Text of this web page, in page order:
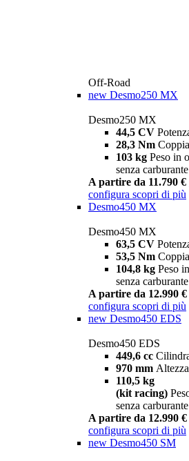
Off-Road
new Desmo250 MX
Desmo250 MX
44,5 CV
28,3 Nm Coppia
103 kg Peso in
senza carburante
A partire da 11.790 €
configura scopri di più
Desmo450 MX
Desmo450 MX
63,5 CV
53,5 Nm Coppia
104,8 kg Peso
senza carburante
A partire da 12.990 €
configura scopri di più
new Desmo450 EDS
Desmo450 EDS
449,6 cc
970 mm
110,5 kg
(kit racing)
senza carburante
A partire da 12.990 €
configura scopri di più
new Desmo450 SM